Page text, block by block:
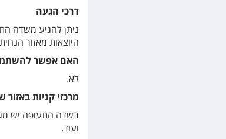
דרכי הגעה
ניתן להגיע משדה
היוצאות מאזור
האם אפשר
לא.
מרכזי קניות
בשדה התעופה יש
ועוד.